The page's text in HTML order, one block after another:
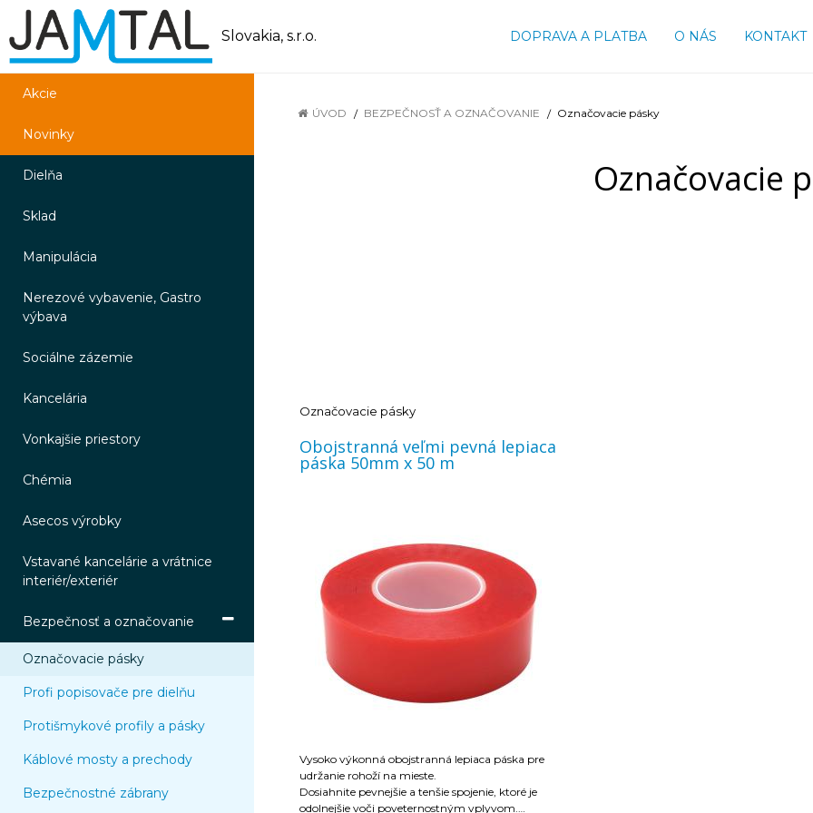
Slovakia, s.r.o. DOPRAVA A PLATBA O NÁS KONTAKT
Akcie
Novinky
Dielňa
Sklad
Manipulácia
Nerezové vybavenie, Gastro
výbava
Sociálne zázemie
Kancelária
Vonkajšie priestory
Chémia
Asecos výrobky
Vstavané kancelárie a vrátnice
interiér/exteriér
Bezpečnosť a označovanie
Označovacie pásky
Profi popisovače pre dielňu
Protišmykové profily a pásky
Káblové mosty a prechody
Bezpečnostné zábrany
ÚVOD BEZPEČNOSŤ A OZNAČOVANIE Označovacie pásky
Označovacie
Označovacie pásky
Obojstranná veľmi pevná lepiaca
páska 50mm x 50 m
Vysoko výkonná obojstranná lepiaca páska pre
udržanie rohoží na mieste.
Dosiahnite pevnejšie a tenšie spojenie, ktoré je
odolnejšie voči poveternostným vplyvom.